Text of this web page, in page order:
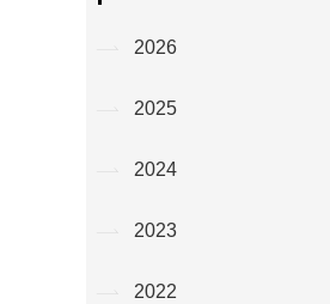
2026
2025
2024
2023
2022